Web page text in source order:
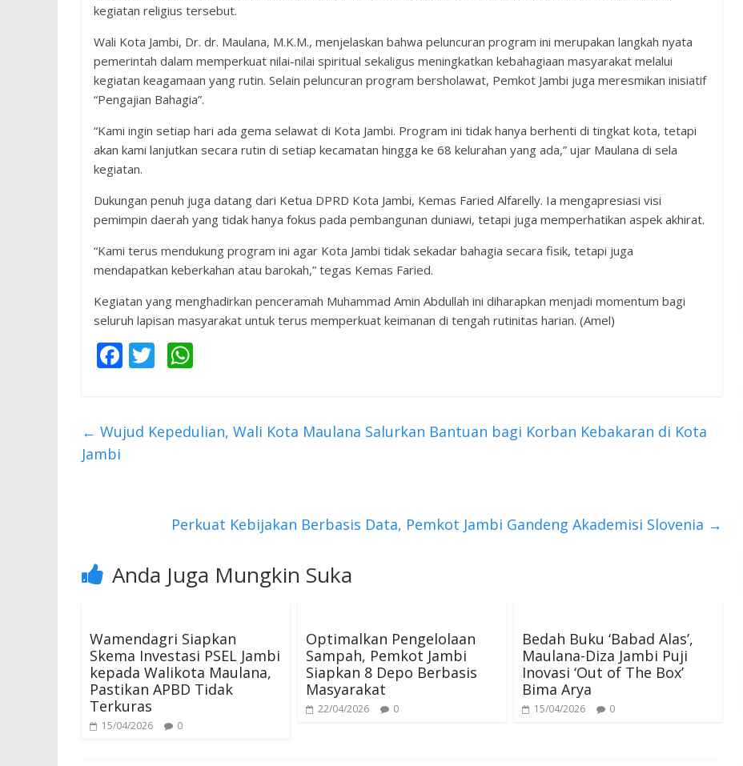
kegiatan religius tersebut.
Wali Kota Jambi, Dr. dr. Maulana, M.K.M., menjelaskan bahwa peluncuran program ini merupakan langkah nyata
pemerintah dalam memperkuat nilai-nilai spiritual sekaligus meningkatkan kebahagiaan masyarakat melalui
kegiatan keagamaan yang rutin. Selain peluncuran program bersholawat, Pemkot Jambi juga meresmikan inisiatif
“Pengajian Bahagia”.
“Kami ingin setiap hari ada gema selawat di Kota Jambi. Program ini tidak hanya berhenti di tingkat kota, tetapi
akan kami lanjutkan secara rutin di setiap kecamatan hingga ke 68 kelurahan yang ada,” ujar Maulana di sela
kegiatan.
Dukungan penuh juga datang dari Ketua DPRD Kota Jambi, Kemas Faried Alfarelly. Ia mengapresiasi visi
pemimpin daerah yang tidak hanya fokus pada pembangunan duniawi, tetapi juga memperhatikan aspek akhirat.
“Kami terus mendukung program ini agar Kota Jambi tidak sekadar bahagia secara fisik, tetapi juga
mendapatkan keberkahan atau barokah,” tegas Kemas Faried.
Kegiatan yang menghadirkan penceramah Muhammad Amin Abdullah ini diharapkan menjadi momentum bagi
seluruh lapisan masyarakat untuk terus memperkuat keimanan di tengah rutinitas harian. (Amel)
F
b
T
er s
← Wujud Kepedulian, Wali Kota Maulana Salurkan Bantuan bagi Korban Kebakaran di Kota
Jambi
Perkuat Kebijakan Berbasis Data, Pemkot Jambi Gandeng Akademisi Slovenia →
Anda Juga Mungkin Suka
Wamendagri Siapkan
Skema Investasi PSEL Jambi
kepada Walikota Maulana,
Pastikan APBD Tidak
Terkuras
15/04/2026 0
Optimalkan Pengelolaan
Sampah, Pemkot Jambi
Siapkan 8 Depo Berbasis
Masyarakat
22/04/2026 0
Bedah Buku ‘Babad Alas’,
Maulana-Diza Jambi Puji
Inovasi ‘Out of The Box’
Bima Arya
15/04/2026 0